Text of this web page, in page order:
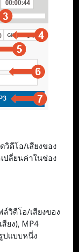
ดีโอ/เสียงของ
ปลี่ยนค่าในช่อง
วิดีโอ/เสียงของ
ยง), MP4
ปแบบหนึ่ง